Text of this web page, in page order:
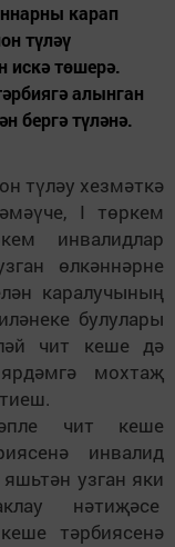
карап
түләү
искә төшерә.
алынган
бергә түләнә.
түләу хезмәткә
I төркем
инвалидлар
өлкәннәрне
каралучының
булулары
чит кеше дә
мохтаҗ
чит кеше
инвалид
узган яки
нәтиҗәсе
тәрбиясенә